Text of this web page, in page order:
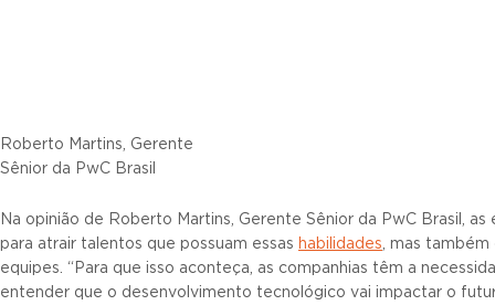
Roberto Martins, Gerente
Sênior da PwC Brasil
Na opinião de Roberto Martins, Gerente Sênior da PwC Brasil,
para atrair talentos que possuam essas habilidades, mas também
equipes. “Para que isso aconteça, as companhias têm a
entender que o desenvolvimento tecnológico vai impactar o